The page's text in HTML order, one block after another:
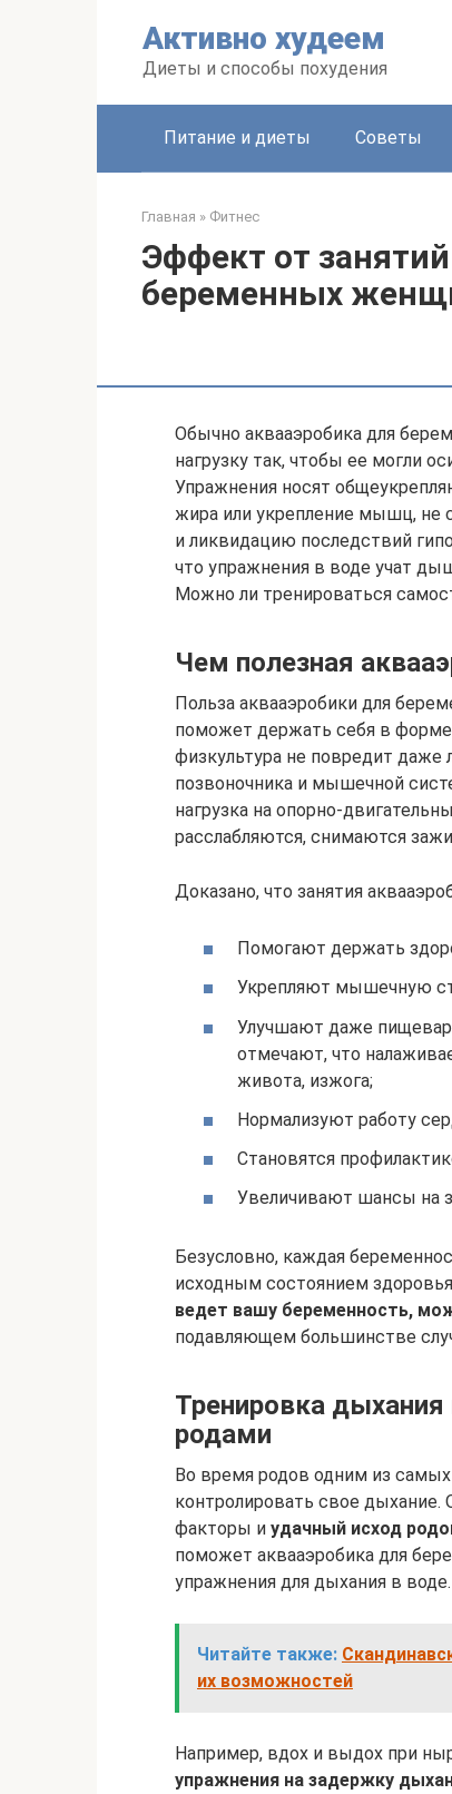
Активно худеем
Диеты и способы похудения
Питание и диеты Советы
Главная » Фитнес
Эффект от
беременных
Обычно аквааэробика для
нагрузку так, чтобы ее могли
Упражнения носят
жира или укрепление мышц, не
и ликвидацию последствий
что упражнения в воде учат
Можно ли тренироваться
Чем полезная
Польза аквааэробики для
поможет держать себя в
физкультура не повредит
позвоночника и мышечной
нагрузка на опорно-
расслабляются, снимаются
Доказано, что занятия
Помогают держать
Укрепляют мышечную
Улучшают даже
отмечают, что
живота, изжога;
Нормализуют работу
Становятся
Увеличивают шансы на
Безусловно, каждая
исходным состоянием
ведет вашу беременность,
подавляющем большинстве
Тренировка дыхания
родами
Во время родов одним из
контролировать свое дыхание.
факторы и удачный исход
поможет аквааэробика для
упражнения для дыхания в воде.
Читайте также:
их возможностей
Например, вдох и выдох при
упражнения на задержку